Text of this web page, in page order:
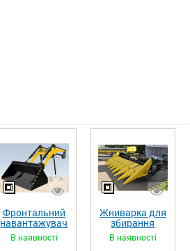
Фронтальний
навантажувач
«STRONG»
В наявності
Жниварка для
збирання
кукурудзи
ЖКИ-870
В наявності